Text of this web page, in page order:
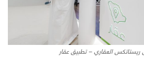
العقاري – تطبيق عقار